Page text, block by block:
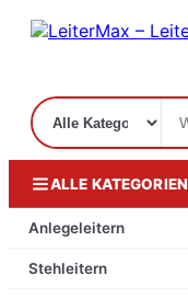
ALLE KATEGORIEN
Anlegeleitern
Stehleitern